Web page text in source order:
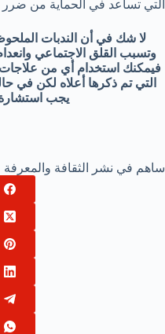
التي تساعد في الحماية من
لا شك في أن الندبات
وتسبب القلق الاجتماعي
فيمكنك استخدام أي من علاجات
التي تم ذكرها أعلاه لكن في
يجب
ساهم في نشر الثقافة والمعرفة